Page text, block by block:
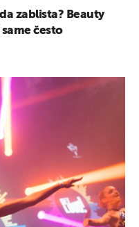
zablista? Beauty
često